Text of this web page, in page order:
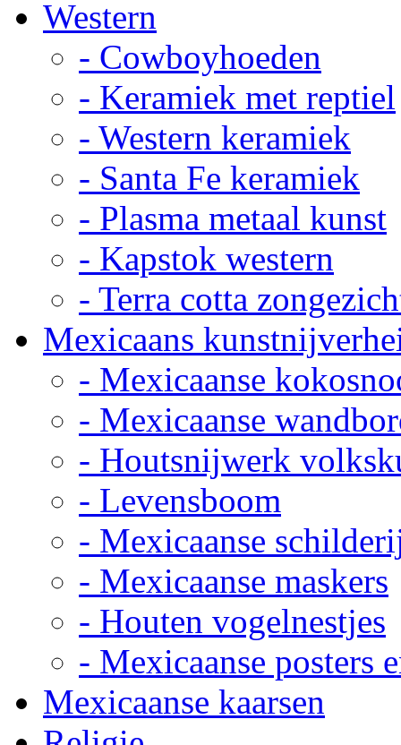
Western
- Cowboyhoeden
- Keramiek met reptiel
- Western keramiek
- Santa Fe keramiek
- Plasma metaal kunst
- Kapstok western
- Terra cotta
Mexicaans
- Mexicaanse
- Mexicaanse
- Houtsnijwerk
- Levensboom
- Mexicaanse
- Mexicaanse maskers
- Houten vogelnestjes
- Mexicaanse posters
Mexicaanse kaarsen